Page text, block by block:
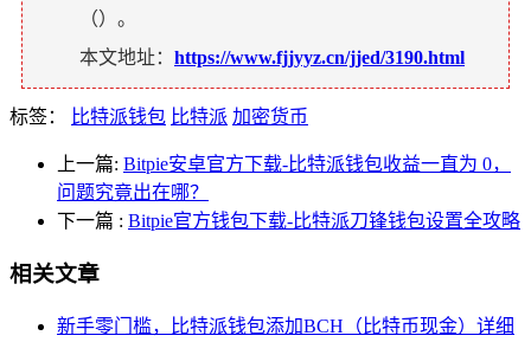
（）。
本文地址： https://www.fjjyyz.cn/jjed/3190.html
标签： 比特派钱包 比特派 加密货币
上一篇: Bitpie安卓官方下载-比特派钱包收益一直为 0，
问题究竟出在哪？
下一篇 : Bitpie官方钱包下载-比特派刀锋钱包设置全攻略
相关文章
新手零门槛，比特派钱包添加BCH（比特币现金）详细